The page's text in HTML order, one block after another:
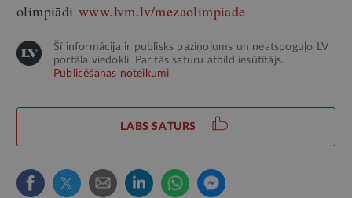
olimpiādi www.lvm.lv/mezaolimpiade
Šī informācija ir publisks paziņojums un neatspoguļo LV
portāla viedokli. Par tās saturu atbild iesūtītājs.
Publicēšanas noteikumi
LABS SATURS